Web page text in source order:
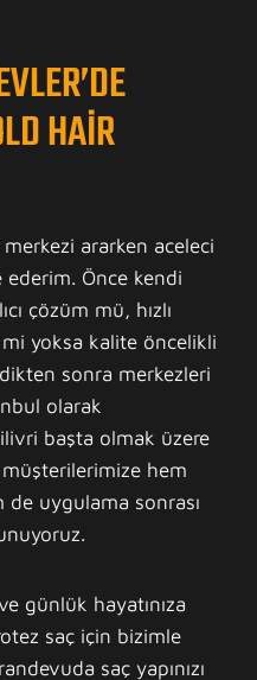
HAIR
ararken aceleci
Önce kendi
çözüm mü, hızlı
yoksa kalite öncelikli
sonra merkezleri
olarak
başta olmak üzere
hem
uygulama sonrası
günlük hayatınıza
saç için bizimle
saç yapınızı